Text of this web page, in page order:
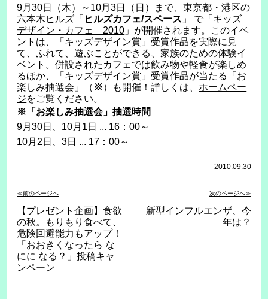
9月30日（木）～10月3日（日）まで、東京都・港区の
六本木ヒルズ「 ヒルズカフェ/スペース 」 で「 キッズ
デザイン・カフェ 2010 」が開催されます。このイベ
ントは、「キッズデザイン賞」受賞作品を実際に見
て、ふれて、遊ぶことができる、家族のための体験イ
ベント。併設されたカフェでは飲み物や軽食が楽しめ
るほか、「キッズデザイン賞」受賞作品が当たる「お
楽しみ抽選会」（ ※）も開催！詳しくは、ホームペー
ジをご覧ください。
※「お楽しみ抽選会」抽選時間
9月30日、10月1日 ... 16：00～
10月2日、3日 ... 17：00～
2010.09.30
≪前のページへ 次のページへ≫
【プレゼント企画】食欲
の秋。もりもり食べて、
危険回避能力もアップ！
「おおきくなったら な
にに なる？」投稿キャ
ンペーン
新型インフルエンザ、今
年は？